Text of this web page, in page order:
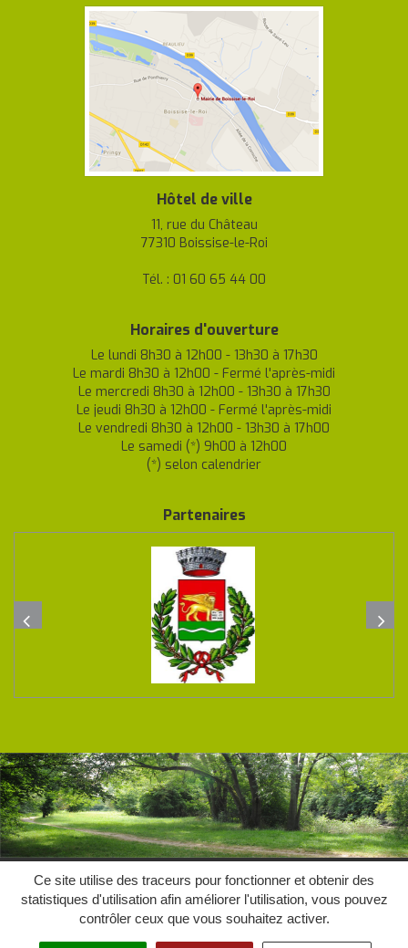
Ce site utilise des traceurs pour fonctionner et obtenir des
statistiques d'utilisation afin améliorer l'utilisation, vous pouvez
contrôler ceux que vous souhaitez activer.
Coordonnées
Hôtel de ville
11, rue du Château
77310 Boissise-le-Roi
Tél. : 01 60 65 44 00
Horaires d'ouverture
Le lundi 8h30 à 12h00 - 13h30 à 17h30
Le mardi 8h30 à 12h00 - Fermé l'après-midi
Le mercredi 8h30 à 12h00 - 13h30 à 17h30
Le jeudi 8h30 à 12h00 - Fermé l'après-midi
Le vendredi 8h30 à 12h00 - 13h30 à 17h00
Le samedi (*) 9h00 à 12h00
(*) selon calendrier
Partenaires
Plan du site Mentions Légales Crédits Confidentialités